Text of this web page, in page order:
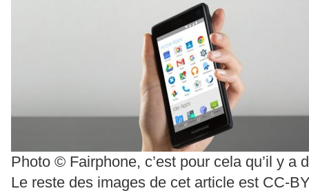
Photo © Fairphone, c’est pour cela qu’il y a
Le reste des images de cet article est CC-